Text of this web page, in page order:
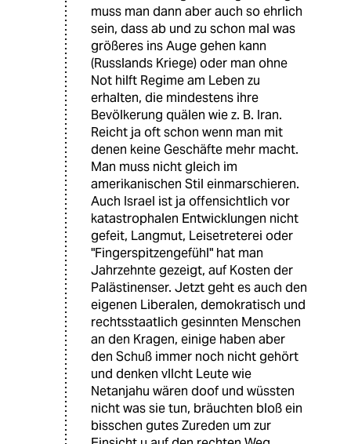
muss man dann aber auch so ehrlich
sein, dass ab und zu schon mal was
größeres ins Auge gehen kann
(Russlands Kriege) oder man ohne
Not hilft Regime am Leben zu
erhalten, die mindestens ihre
Bevölkerung quälen wie z. B. Iran.
Reicht ja oft schon wenn man mit
denen keine Geschäfte mehr macht.
Man muss nicht gleich im
amerikanischen Stil einmarschieren.
Auch Israel ist ja offensichtlich vor
katastrophalen Entwicklungen nicht
gefeit, Langmut, Leisetreterei oder
"Fingerspitzengefühl" hat man
Jahrzehnte gezeigt, auf Kosten der
Palästinenser. Jetzt geht es auch den
eigenen Liberalen, demokratisch und
rechtsstaatlich gesinnten Menschen
an den Kragen, einige haben aber
den Schuß immer noch nicht gehört
und denken vllcht Leute wie
Netanjahu wären doof und wüssten
nicht was sie tun, bräuchten bloß ein
bisschen gutes Zureden um zur